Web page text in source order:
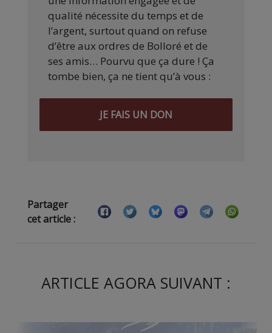
qualité nécessite du temps et de
l’argent, surtout quand on refuse
d’être aux ordres de Bolloré et de
ses amis… Pourvu que ça dure ! Ça
tombe bien, ça ne tient qu’à vous :
JE FAIS UN DON
Partager
cet article :
ARTICLE AGORA SUIVANT :